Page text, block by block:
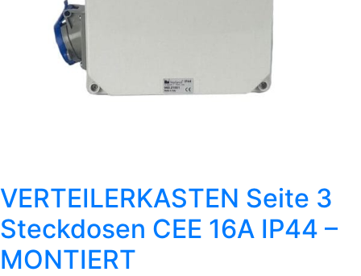
VERTEILERKASTEN Seite 3
Steckdosen CEE 16A IP44 –
MONTIERT